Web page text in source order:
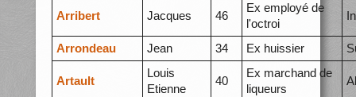
Arribert Jacques 46
Ex employé de
l'octroi
Arrondeau Jean 34 Ex huissier
Artault
Louis
Etienne
40
Ex marchand de
liqueurs